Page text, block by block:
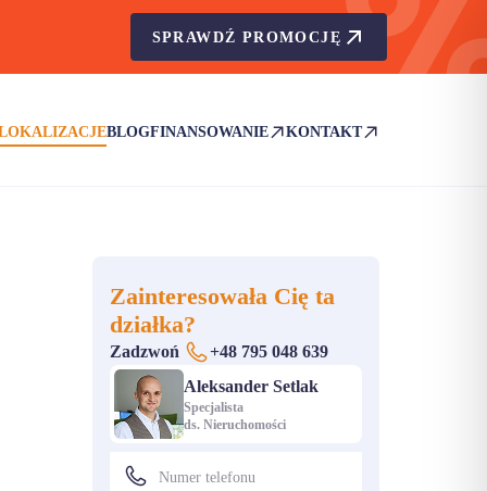
SPRAWDŹ PROMOCJĘ
BLOGFINANSOWANIE
(OTWIERA SIĘ W NOWEJ KARCIE)
KONTAKT
(OTWIERA SIĘ W NOWEJ
Zainteresowała Cię ta
działka?
Zadzwoń
+48 795 048 639
Aleksander Setlak
Specjalista
ds. Nieruchomości